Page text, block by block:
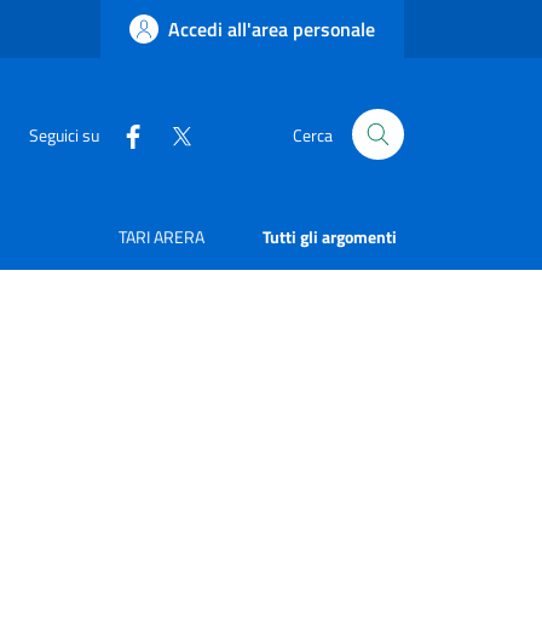
Accedi all'area personale
Seguici su Cerca
TARI ARERA Tutti gli argomenti